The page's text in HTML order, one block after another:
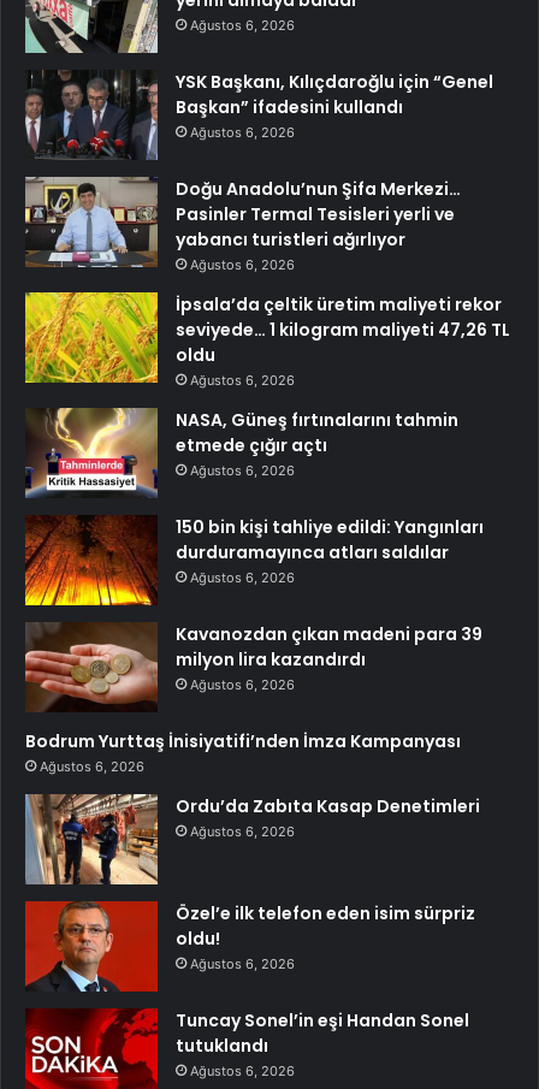
Ağustos 6, 2026
YSK Başkanı, Kılıçdaroğlu için “Genel
Başkan” ifadesini kullandı
Ağustos 6, 2026
Doğu Anadolu’nun Şifa Merkezi…
Pasinler Termal Tesisleri yerli ve
yabancı turistleri ağırlıyor
Ağustos 6, 2026
İpsala’da çeltik üretim maliyeti rekor
seviyede… 1 kilogram maliyeti 47,26 TL
oldu
Ağustos 6, 2026
NASA, Güneş fırtınalarını tahmin
etmede çığır açtı
Ağustos 6, 2026
150 bin kişi tahliye edildi: Yangınları
durduramayınca atları saldılar
Ağustos 6, 2026
Kavanozdan çıkan madeni para 39
milyon lira kazandırdı
Ağustos 6, 2026
Bodrum Yurttaş İnisiyatifi’nden İmza Kampanyası
Ağustos 6, 2026
Ordu’da Zabıta Kasap Denetimleri
Ağustos 6, 2026
Özel’e ilk telefon eden isim sürpriz
oldu!
Ağustos 6, 2026
Tuncay Sonel’in eşi Handan Sonel
tutuklandı
Ağustos 6, 2026